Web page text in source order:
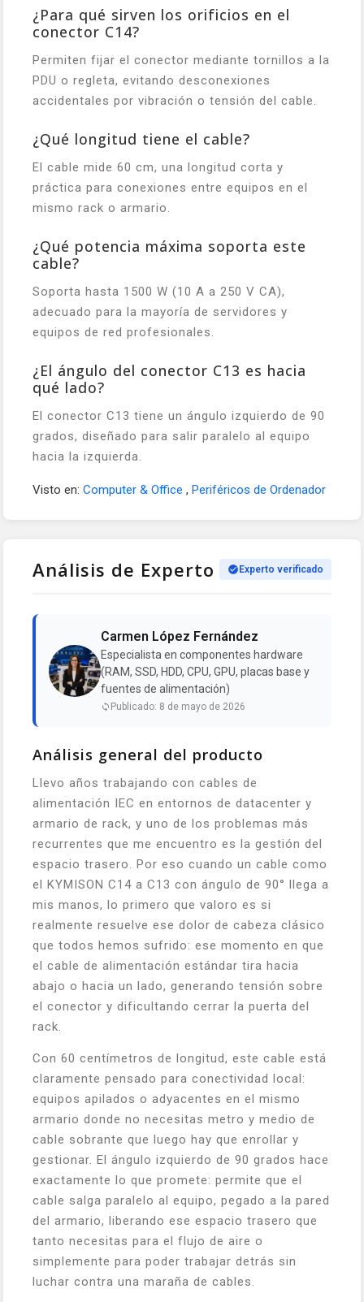
¿Para qué sirven los orificios en el
conector C14?
Permiten fijar el conector mediante tornillos a la
PDU o regleta, evitando desconexiones
accidentales por vibración o tensión del cable.
¿Qué longitud tiene el cable?
El cable mide 60 cm, una longitud corta y
práctica para conexiones entre equipos en el
mismo rack o armario.
¿Qué potencia máxima soporta este
cable?
Soporta hasta 1500 W (10 A a 250 V CA),
adecuado para la mayoría de servidores y
equipos de red profesionales.
¿El ángulo del conector C13 es hacia
qué lado?
El conector C13 tiene un ángulo izquierdo de 90
grados, diseñado para salir paralelo al equipo
hacia la izquierda.
Visto en: Computer & Office , Periféricos de Ordenador
Análisis de Experto Experto verificado
Carmen López Fernández
Especialista en componentes hardware
(RAM, SSD, HDD, CPU, GPU, placas base y
fuentes de alimentación)
Publicado: 8 de mayo de 2026
Análisis general del producto
Llevo años trabajando con cables de
alimentación IEC en entornos de datacenter y
armario de rack, y uno de los problemas más
recurrentes que me encuentro es la gestión del
espacio trasero. Por eso cuando un cable como
el KYMISON C14 a C13 con ángulo de 90° llega a
mis manos, lo primero que valoro es si
realmente resuelve ese dolor de cabeza clásico
que todos hemos sufrido: ese momento en que
el cable de alimentación estándar tira hacia
abajo o hacia un lado, generando tensión sobre
el conector y dificultando cerrar la puerta del
rack.
Con 60 centímetros de longitud, este cable está
claramente pensado para conectividad local:
equipos apilados o adyacentes en el mismo
armario donde no necesitas metro y medio de
cable sobrante que luego hay que enrollar y
gestionar. El ángulo izquierdo de 90 grados hace
exactamente lo que promete: permite que el
cable salga paralelo al equipo, pegado a la pared
del armario, liberando ese espacio trasero que
tanto necesitas para el flujo de aire o
simplemente para poder trabajar detrás sin
luchar contra una maraña de cables.